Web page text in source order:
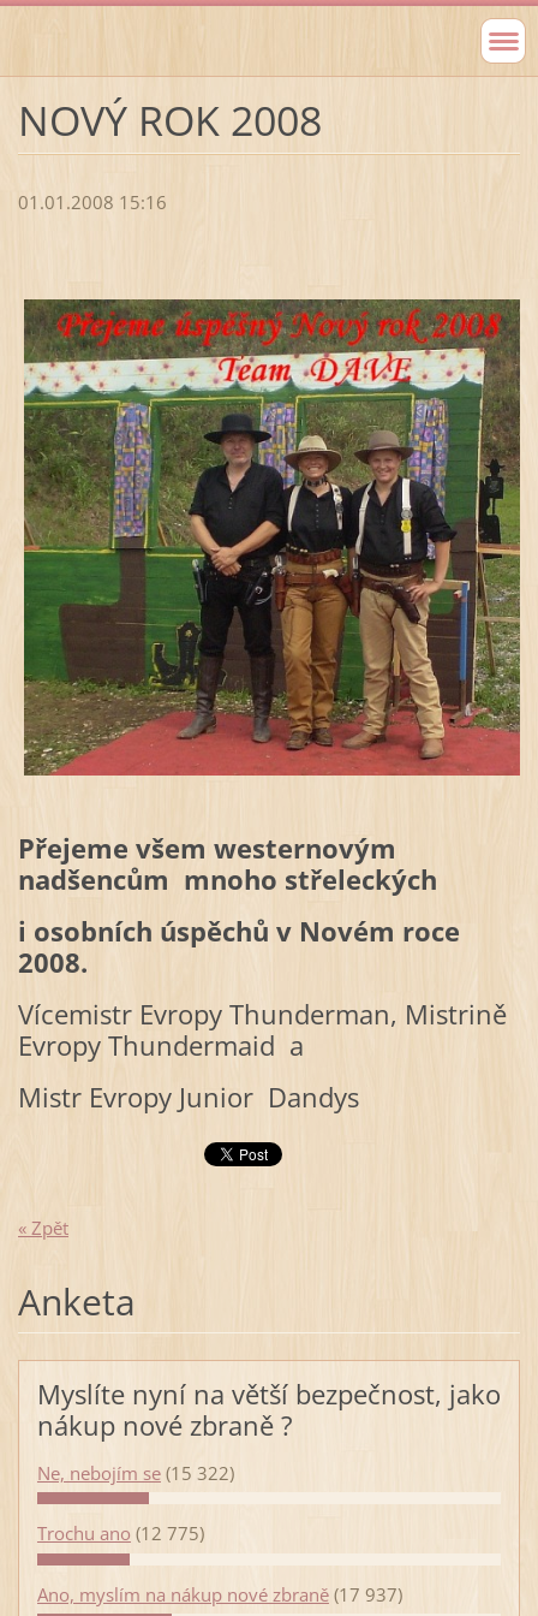
NOVÝ ROK 2008
01.01.2008 15:16
Přejeme všem westernovým
nadšencům mnoho střeleckých
i osobních úspěchů v Novém roce
2008.
Vícemistr Evropy Thunderman, Mistrině
Evropy Thundermaid a
Mistr Evropy Junior Dandys
« Zpět
Anketa
Myslíte nyní na větší bezpečnost, jako
nákup nové zbraně ?
Ne, nebojím se (15 322)
Trochu ano (12 775)
Ano, myslím na nákup nové zbraně (17 937)